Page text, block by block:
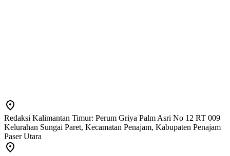
Redaksi Kalimantan Timur: Perum Griya Palm Asri No 12 RT 009
Kelurahan Sungai Paret, Kecamatan Penajam, Kabupaten Penajam
Paser Utara